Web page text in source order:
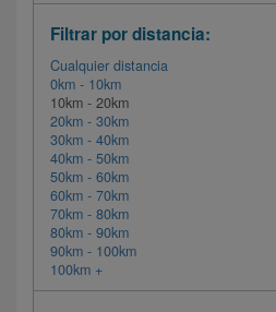
Filtrar por distancia:
Cualquier distancia
0km - 10km
10km - 20km
20km - 30km
30km - 40km
40km - 50km
50km - 60km
60km - 70km
70km - 80km
80km - 90km
90km - 100km
100km +